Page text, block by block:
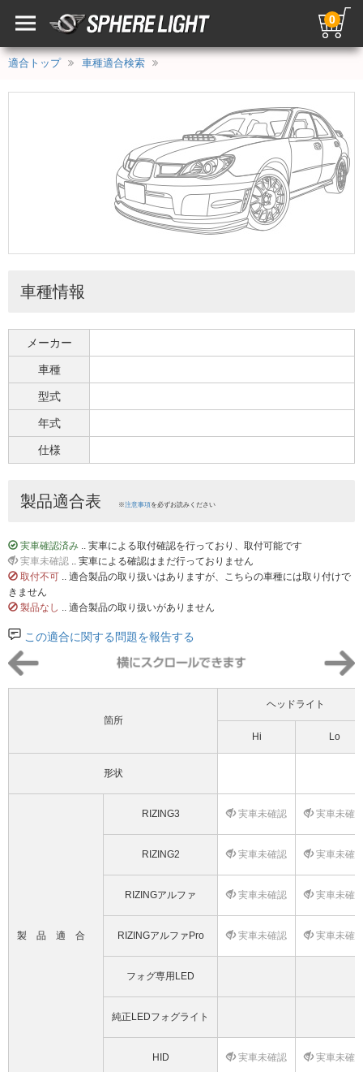
0
適合トップ 車種適合検索
車種情報
メーカー
車種
型式
年式
仕様
製品適合表 ※注意事項を必ずお読みください
実車確認済み .. 実車による取付確認を行っており、取付可能です
実車未確認 .. 実車による確認はまだ行っておりません
取付不可 .. 適合製品の取り扱いはありますが、こちらの車種には取り付けで
きません
製品なし .. 適合製品の取り扱いがありません
この適合に関する問題を報告する
箇所
ヘッドライト
Hi Lo
形状
製品適合
RIZING3 実車未確認 実車未確
RIZING2 実車未確認 実車未確
RIZINGアルファ 実車未確認 実車未確
RIZINGアルファPro 実車未確認 実車未確
フォグ専用LED
純正LEDフォグライト
HID 実車未確認 実車未確